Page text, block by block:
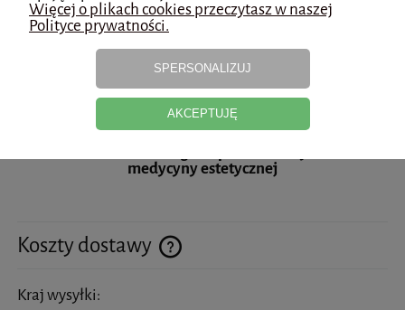
Poprawa wyglądu skóry twarzy
Produkt do stosowania wyłącznie przez
profesjonalistów.
Decydując się na zakup oświadczasz, że jesteś
medycyny estetycznej
Koszty dostawy
Cena nie zawiera ewentualnych kosztów płatności
Kraj wysyłki:
Więcej o plikach cookies przeczytasz w naszej
Polityce prywatności.
SPERSONALIZUJ
AKCEPTUJĘ